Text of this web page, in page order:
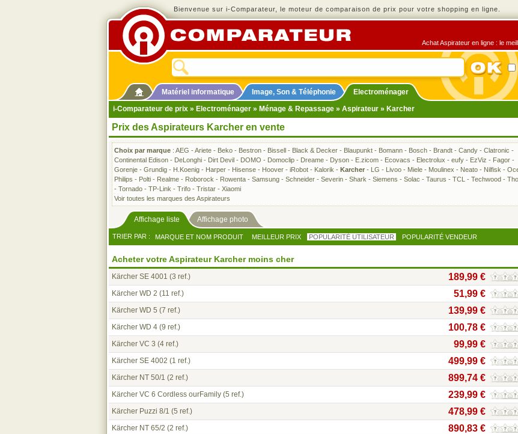
Bienvenue sur i-Comparateur, le moteur de comparaison de prix pour votre shopping en ligne.
Achat Aspirateur en ligne : le
Matériel informatique Image, Son & Téléphonie
Electroménager
i-Comparateur de prix » Electroménager » Ménage & Repassage » Aspirateur » Karcher
Prix des Aspirateurs Karcher en vente
Choix par marque : AEG -Ariete - Beko - Bestron - Bissell - Black & Decker - Blaupunkt - Bomann - Bosch - Brandt - Candy - Clatronic -
Continental Edison - DeLonghi - Dirt Devil - DOMO - Domoclip - Dreame - Dyson - E.zicom - Ecovacs - Electrolux - eufy - EzViz - Fagor -
Gorenje - Grundig - H.Koenig - Harper - Hisense - Hoover - iRobot - Kalorik - Karcher - LG - Livoo - Miele - Moulinex - Neato - Nilfisk -
Philips - Polti - Realme - Roborock - Rowenta - Samsung - Schneider - Severin - Shark - Siemens - Solac - Taurus - TCL - Techwood -
- Tornado - TP-Link - Trifo - Tristar - Xiaomi
Voir toutes les marques des Aspirateurs
Affichage liste Affichage photo
TRIER PAR : MARQUE ET NOM PRODUIT MEILLEUR PRIX POPULARITÉ UTILISATEUR POPULARITÉ VENDEUR
Acheter votre Aspirateur Karcher moins cher
Kärcher SE 4001 (3 ref.) 189,99 €
Kärcher WD 2 (11 ref.) 51,99 €
Kärcher WD 5 (7 ref.) 139,99 €
Kärcher WD 4 (9 ref.) 100,78 €
Kärcher VC 3 (4 ref.) 99,99 €
Kärcher SE 4002 (1 ref.) 499,99 €
Kärcher NT 50/1 (2 ref.) 899,74 €
Kärcher VC 6 Cordless ourFamily (5 ref.) 239,99 €
Kärcher Puzzi 8/1 (5 ref.) 478,99 €
Kärcher NT 65/2 (2 ref.) 890,83 €